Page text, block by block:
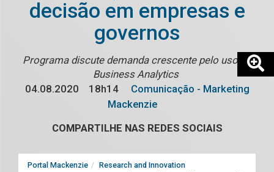
decisão em empresas e
governos
Programa discute demanda crescente pelo uso do
Business Analytics
04.08.2020
18h14
Comunicação - Marketing
Mackenzie
COMPARTILHE NAS REDES SOCIAIS
Portal Mackenzie
Research and Innovation